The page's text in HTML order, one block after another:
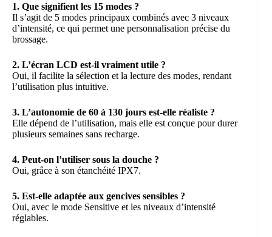
1. Que signifient les 15 modes ?
Il s’agit de 5 modes principaux combinés avec 3 niveaux
d’intensité, ce qui permet une personnalisation précise du
brossage.
2. L’écran LCD est-il vraiment utile ?
Oui, il facilite la sélection et la lecture des modes, rendant
l’utilisation plus intuitive.
3. L’autonomie de 60 à 130 jours est-elle réaliste ?
Elle dépend de l’utilisation, mais elle est conçue pour durer
plusieurs semaines sans recharge.
4. Peut-on l’utiliser sous la douche ?
Oui, grâce à son étanchéité IPX7.
5. Est-elle adaptée aux gencives sensibles ?
Oui, avec le mode Sensitive et les niveaux d’intensité
réglables.